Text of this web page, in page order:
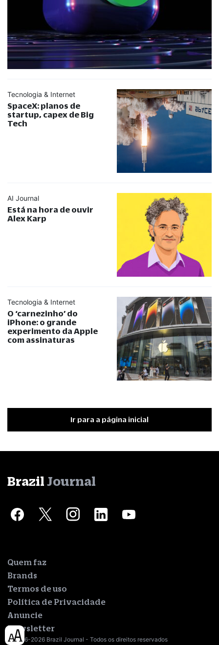
Tecnologia & Internet
SpaceX: planos de
startup, capex de Big
Tech
AI Journal
Está na hora de ouvir
Alex Karp
Tecnologia & Internet
O ‘carnezinho’ do
iPhone: o grande
experimento da Apple
com assinaturas
Ir para a página inicial
Brazil Journal
Quem faz
Brands
Termos de uso
Política de Privacidade
Anuncie
Newsletter
© 2016-2026 Brazil Journal - Todos os direitos reservados